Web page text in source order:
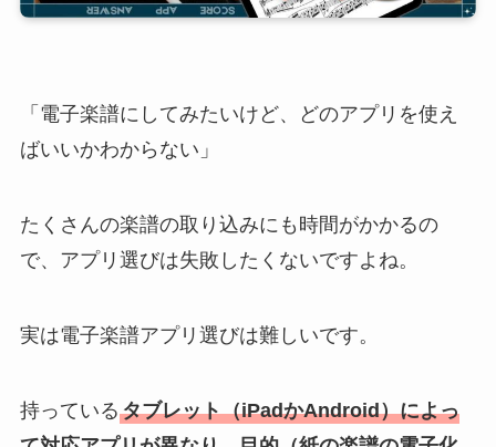
「電子楽譜にしてみたいけど、どのアプリを使え
ばいいかわからない」
たくさんの楽譜の取り込みにも時間がかかるの
で、アプリ選びは失敗したくないですよね。
実は電子楽譜アプリ選びは難しいです。
持っているタブレット（iPadかAndroid）によっ